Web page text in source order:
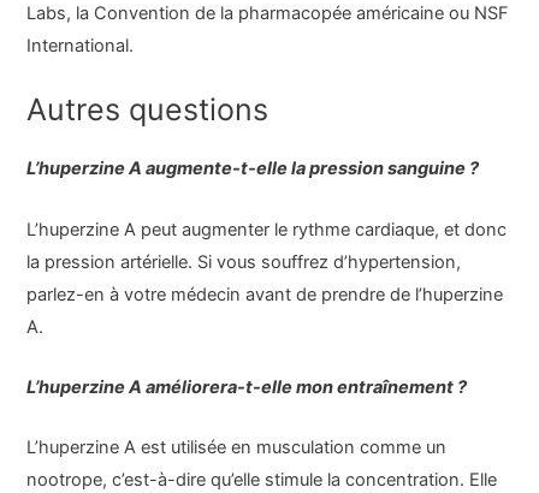
Labs, la Convention de la pharmacopée américaine ou NSF
International.
Autres questions
L’huperzine A augmente-t-elle la pression sanguine ?
L’huperzine A peut augmenter le rythme cardiaque, et donc
la pression artérielle. Si vous souffrez d’hypertension,
parlez-en à votre médecin avant de prendre de l’huperzine
A.
L’huperzine A améliorera-t-elle mon entraînement ?
L’huperzine A est utilisée en musculation comme un
nootrope, c’est-à-dire qu’elle stimule la concentration. Elle